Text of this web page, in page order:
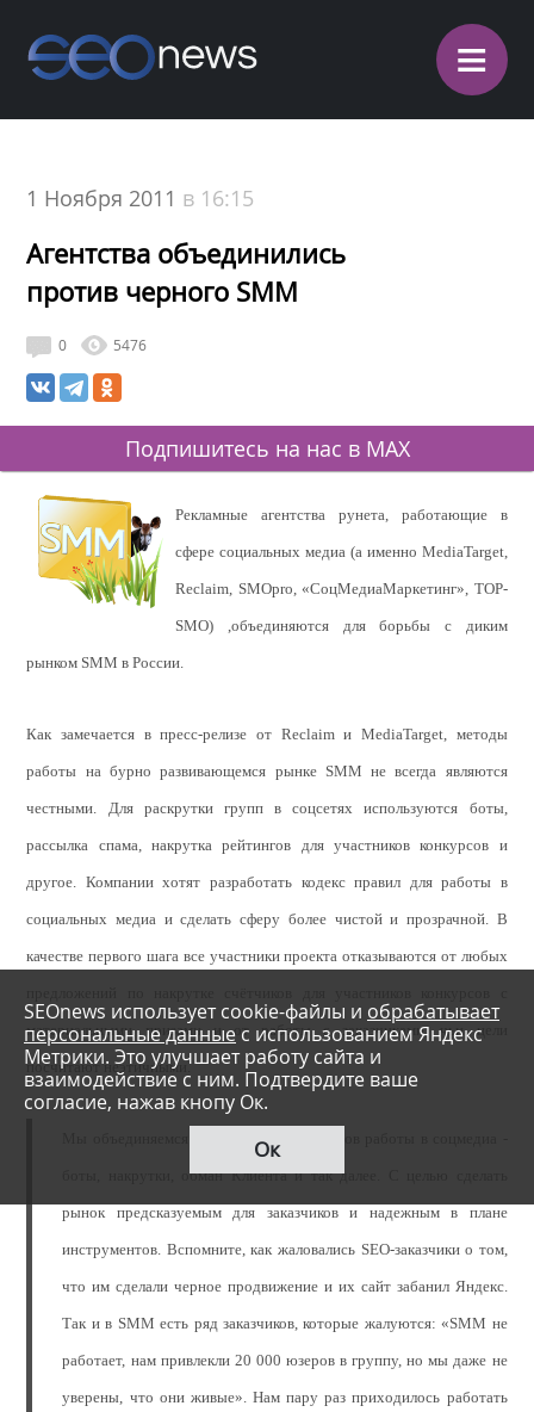
≡
1 Ноября 2011 в 16:15
Агентства объединились
против черного SMM
0 5476
Подпишитесь на нас в MAX
Рекламные агентства рунета, работающие в
сфере социальных медиа (а именно MediaTarget,
Reclaim, SMOpro, «СоцМедиаМаркетинг», TOP-
SMO) ,объединяются для борьбы с диким
рынком SMM в России.
Как замечается в пресс-релизе от Reclaim и MediaTarget, методы
работы на бурно развивающемся рынке SMM не всегда являются
честными. Для раскрутки групп в соцсетях используются боты,
рассылка спама, накрутка рейтингов для участников конкурсов и
другое. Компании хотят разработать кодекс правил для работы в
социальных медиа и сделать сферу более чистой и прозрачной. В
качестве первого шага все участники проекта отказываются от любых
материальными призами и от работы с заказчиками, чьи цели
посчитают неэтичными.
Мы объединяемся против черных методов работы в соцмедиа -
боты, накрутки, обман Клиента и так далее. С целью сделать
рынок предсказуемым для заказчиков и надежным в плане
инструментов. Вспомните, как жаловались SEO-заказчики о том,
что им сделали черное продвижение и их сайт забанил Яндекс.
Так и в SMM есть ряд заказчиков, которые жалуются: «SMM не
работает, нам привлекли 20 000 юзеров в группу, но мы даже не
уверены, что они живые». Нам пару раз приходилось работать
SEOnews использует cookie-файлы и обрабатывает
персональные данные с использованием Яндекс
Метрики. Это улучшает работу сайта и
взаимодействие с ним. Подтвердите ваше
согласие, нажав кнопу Ок.
Ок